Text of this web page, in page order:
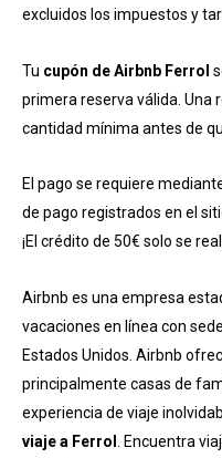
excluidos los impuestos y
Tu cupón de Airbnb Ferrol
primera reserva válida. Una
cantidad mínima antes de
El pago se requiere
de pago registrados en el
¡El crédito de 50€ solo se
Airbnb es una empresa
vacaciones en línea con
Estados Unidos. Airbnb
principalmente casas de
experiencia de viaje
viaje a Ferrol . Encuentra